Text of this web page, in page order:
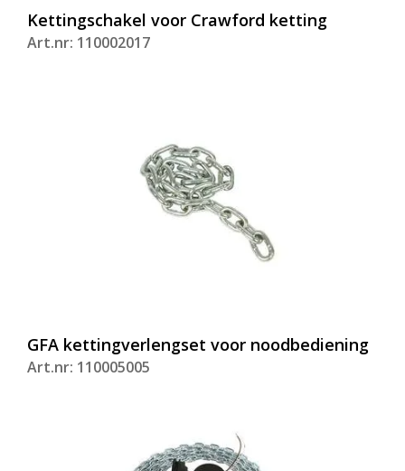
Kettingschakel voor Crawford ketting
Art.nr: 110002017
GFA kettingverlengset voor noodbediening
Art.nr: 110005005